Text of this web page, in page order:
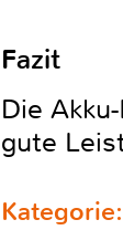
Fazit
Die
gute
Kategorie: